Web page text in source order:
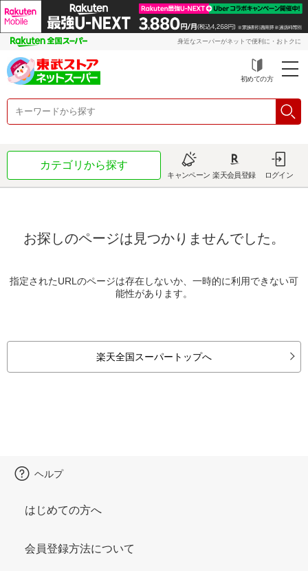
身近なスーパーがネットで便利に・おトクに
初めての方
カテゴリから探す
キャンペーン 楽天会員登録 ログイン
お探しのページは見つかりませんでした。
指定されたURLのページは存在しないか、一時的に利用できない可
能性があります。
楽天全国スーパートップへ
ヘルプ
はじめての方へ
会員登録方法について